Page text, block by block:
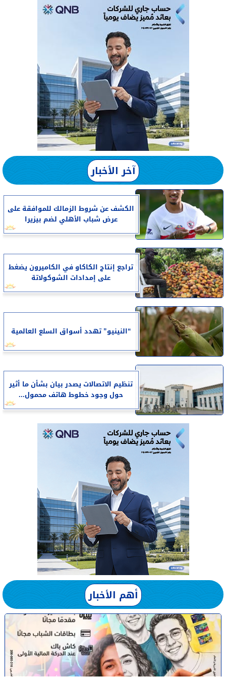
آخر الأخبار
الكشف عن شروط الزمالك للموافقة على
عرض شباب الأهلي لضم بيزيرا
تراجع إنتاج الكاكاو في الكاميرون يضغط
على إمدادات الشوكولاتة
“النينيو” تهدد أسواق السلع العالمية
تنظيم الاتصالات يصدر بيان بشأن ما أثير
حول وجود خطوط هاتف محمول...
أهم الأخبار